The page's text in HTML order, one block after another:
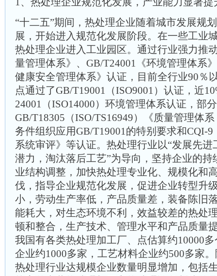
“十二五”期间，热处理企业随着城市发展规
展，开始进入规范化发展阶段。在一些工业
热处理企业进入工业园区。通过行业强力推
量管理体系》、GB/T24001《环境管理体系
健康安全管理体系》认证，目前全行业90％
点通过了GB/T19001（ISO9001）认证，近
24001（ISO14000）环境管理体系认证，部
GB/T18305（ISO/TS16949）《质量管理体
务件组织应用GB/T19001的特别要求和CQI-
系统审评》等认证。热处理行业以“发展先
潜力，淘汰落后工艺”为导向，坚持企业的
业结构调整，加快热处理专业化、规模化和
伐，指导企业规范化发展，促进企业转型升
小，劳动生产率低，产品质量差，装备陈旧
能耗大，对生态环境不利，效益较差的热处
顿和整合，生产技术、管理水平和产品质量
我国有各类热处理加工厂、点估算约10000
企业约1000多家，工艺材料企业约500多家
热处理行业达规模企业数量明显增加，包括